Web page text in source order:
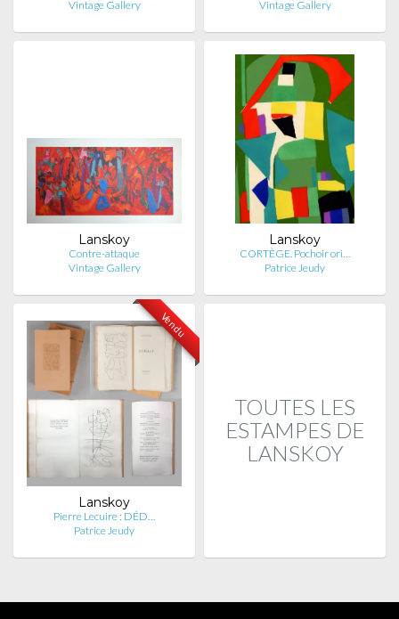
Vintage Gallery
Vintage Gallery
Lanskoy
Contre-attaque
Vintage Gallery
Lanskoy
CORTÈGE. Pochoir ori…
Patrice Jeudy
Vendu
Lanskoy
Pierre Lecuire : DÉD…
Patrice Jeudy
TOUTES LES
ESTAMPES DE
LANSKOY